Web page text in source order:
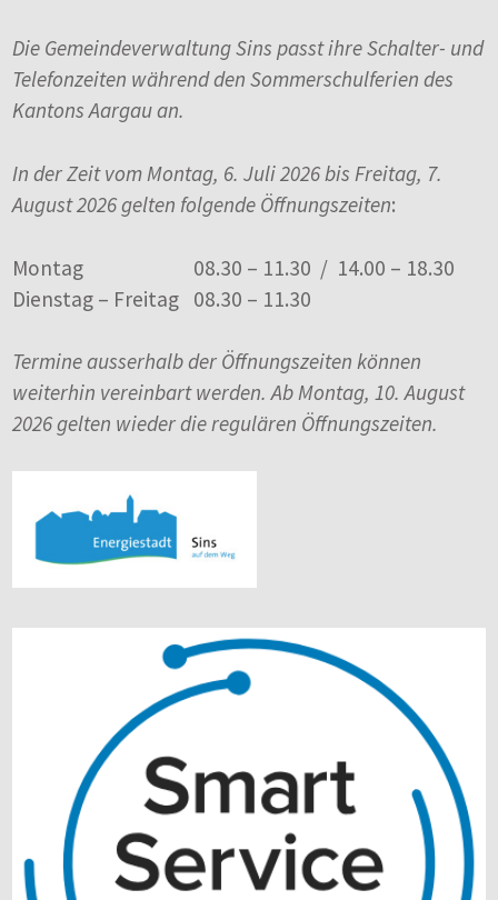
Die Gemeindeverwaltung Sins passt ihre Schalter- und
Telefonzeiten während den Sommerschulferien des
Kantons Aargau an.
In der Zeit vom Montag, 6. Juli 2026 bis Freitag, 7.
August 2026 gelten folgende Öffnungszeiten:
Montag
08.30 – 11.30 / 14.00 – 18.30
Dienstag – Freitag 08.30 – 11.30
Termine ausserhalb der Öffnungszeiten können
weiterhin vereinbart werden. Ab Montag, 10. August
2026 gelten wieder die regulären Öffnungszeiten.